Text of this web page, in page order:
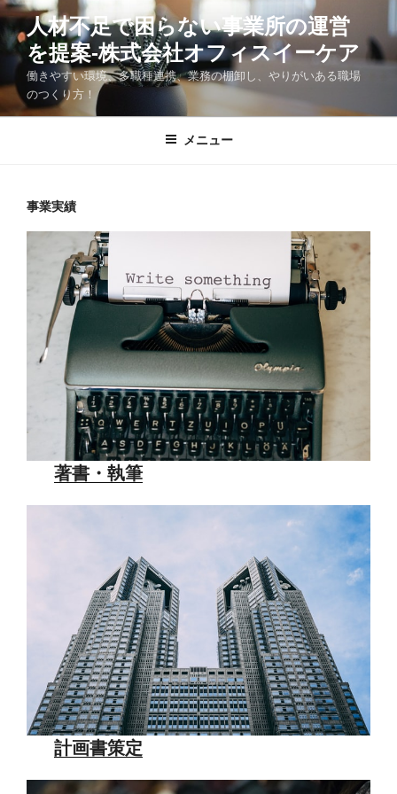
コ
ン
テ
ツ
へ
人材不足で困らない事業所の運営
を提案-株式会社オフィスイーケア
働きやすい環境、多職種連携、業務の棚卸し、やりがいある職場
のつくり方！
メニュー
事業実績
著書・執筆
計画書策定